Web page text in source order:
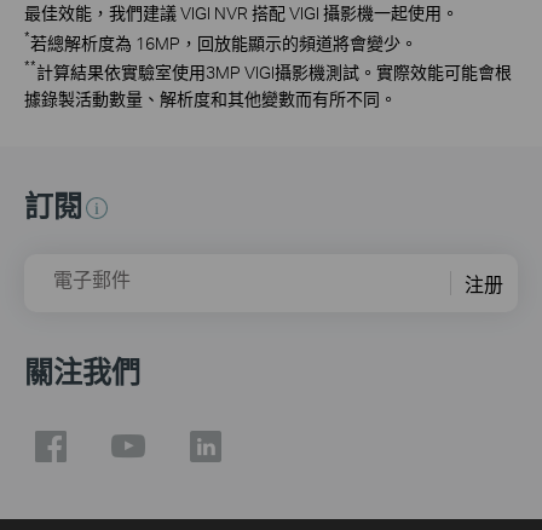
最佳效能，我們建議 VIGI NVR 搭配 VIGI 攝影機一起使用。
*若總解析度為 16MP，回放能顯示的頻道將會變少。
**計算結果依實驗室使用3MP VIGI攝影機測試。實際效能可能會根
據錄製活動數量、解析度和其他變數而有所不同。
訂閱
電子郵件 注册
關注我們